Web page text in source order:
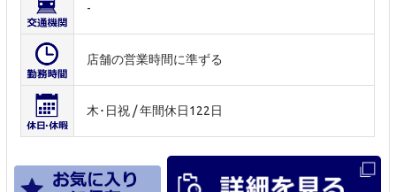
-
店舗の営業時間に準ずる
木･日祝 / 年間休日122日